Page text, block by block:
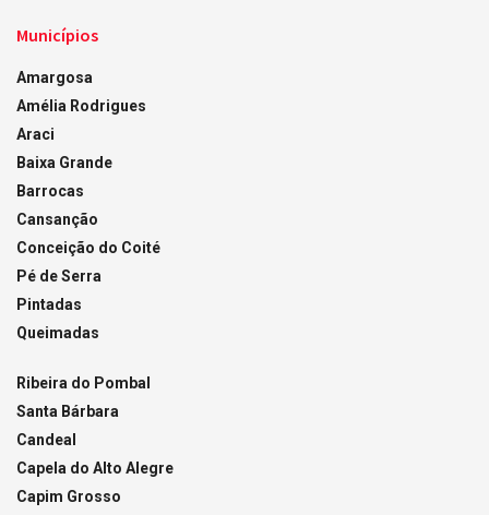
Municípios
Amargosa
Amélia Rodrigues
Araci
Baixa Grande
Barrocas
Cansanção
Conceição do Coité
Pé de Serra
Pintadas
Queimadas
Ribeira do Pombal
Santa Bárbara
Candeal
Capela do Alto Alegre
Capim Grosso